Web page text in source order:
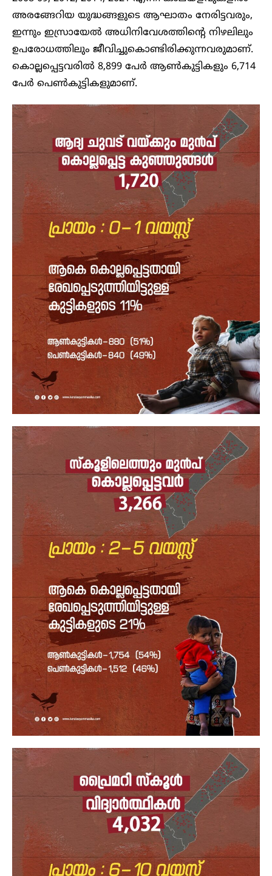
അരങ്ങേറിയ യുദ്ധങ്ങളുടെ ആഘാതം നേരിട്ടവരും,
ഇന്നും ഇസ്രായേൽ അധിനിവേശത്തിന്റെ നിഴലിലും
ഉപരോധത്തിലും ജീവിച്ചുകൊണ്ടിരിക്കുന്നവരുമാണ്.
കൊല്ലപ്പെട്ടവരിൽ 8,899 പേർ ആൺകുട്ടികളും 6,714
പേർ പെൺകുട്ടികളുമാണ്.